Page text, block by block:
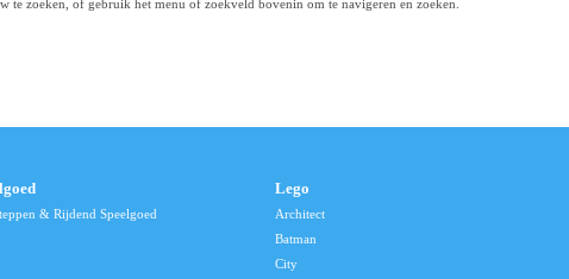
te zoeken, of gebruik het menu of zoekveld bovenin om te navigeren en zoeken.
& Rijdend Speelgoed
Lego
Architect
Batman
City